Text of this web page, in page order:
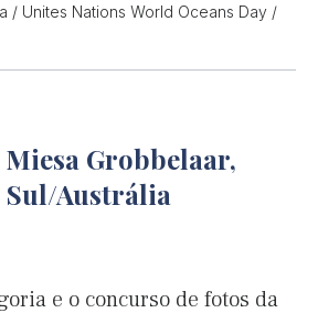
/ Unites Nations World Oceans Day /
Grobbelaar,
Austrália
e o concurso de fotos da